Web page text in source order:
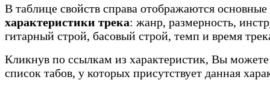
В таблице свойств справа отображаются основные
характеристики трека: жанр, размерность,
гитарный строй, басовый строй, темп и время
Кликнув по ссылкам из характеристик, Вы
список табов, у которых присутствует данная